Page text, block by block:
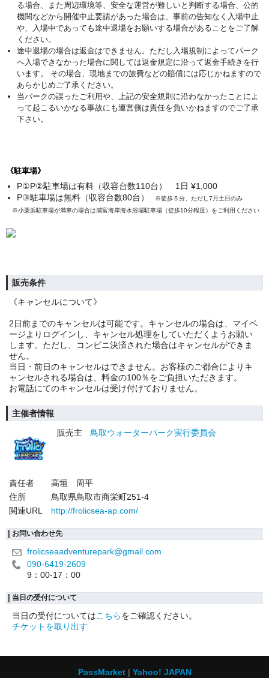
る場合、また周辺環境等、安全な運営が難しいと判断する場合、公的
機関などから開催中止要請があった場合は、事前の告知なく入場中止
や、入場中であっても途中退場をお願いする場合があることをご了解
ください。
途中退場の場合は返金はできません。ただし入場規制によってパーク
へ入場できなかった場合に関しては返金規定に沿って返金手続きを行
います。 その場合、現地までの旅費などの賠償には応じかねますので
あらかじめご了承ください。
当パークの誤ったご利用や、上記の安全規則に沿わなかったことによ
って起こるいかなる事故にも運営側は責任を負いかねますのでご了承
下さい。
《駐車場》
P①P②駐車場は有料（収容台数110台） 1日 ¥1,000
P③駐車場は無料 （収容台数80台）
※徒歩５分、ただし7月土日のみ
※小栗浜駐車場が満車の場合は浦富海岸海水浴場駐車場（徒歩10分程度）をご利用ください
販売条件
《キャンセルについて》
2日前までのキャンセルは可能です。キャンセルの場合は、マイペ
ージよりログインし、キャンセル処理をしていただくようお願い
します。ただし、コンビニ決済された場合はキャンセルができま
せん。
当日・前日のキャンセルはできません。お客様のご都合によりキ
ャンセルされる場合は、料金の100％をご負担いただきます。
お電話にてのキャンセルは受け付けておりません。
主催者情報
販売主
鳥取ウォーターパーク実行委員会
責任者
高垣 周平
住所
鳥取県鳥取市商栄町251-4
関連URL
http://frolicsea-ap.com/
お問い合わせ先
frolicseaadventurepark@gmail.com
090-6419-2609
9：00-17：00
当日の受付について
当日の受付についてはこちらをご確認ください。
チケットを取り出す
PassMarket Yahoo! JAPAN